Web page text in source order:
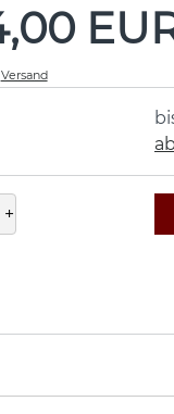
Versand
+